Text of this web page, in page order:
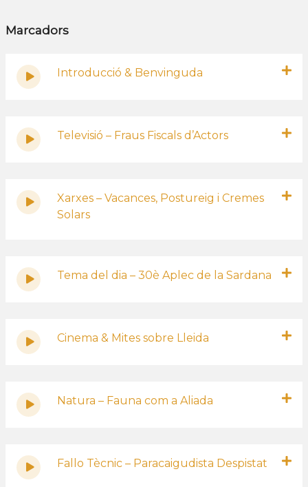
Marcadors
Introducció & Benvinguda
Televisió – Fraus Fiscals d’Actors
Xarxes – Vacances, Postureig i Cremes
Solars
Tema del dia – 30è Aplec de la Sardana
Cinema & Mites sobre Lleida
Natura – Fauna com a Aliada
Fallo Tècnic – Paracaigudista Despistat